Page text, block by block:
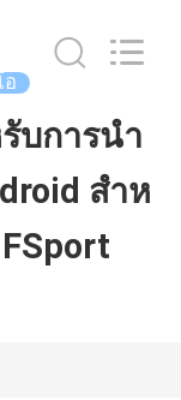
อ
บการนํา
สําห